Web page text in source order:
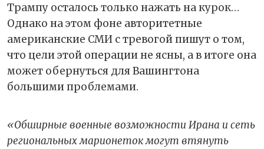
Трампу осталось только нажать на курок…
Однако на этом фоне авторитетные
американские СМИ с тревогой пишут о том,
что цели этой операции не ясны, а в итоге она
может обернуться для Вашингтона
большими проблемами.
«Обширные военные возможности Ирана и сеть
региональных марионеток могут втянуть